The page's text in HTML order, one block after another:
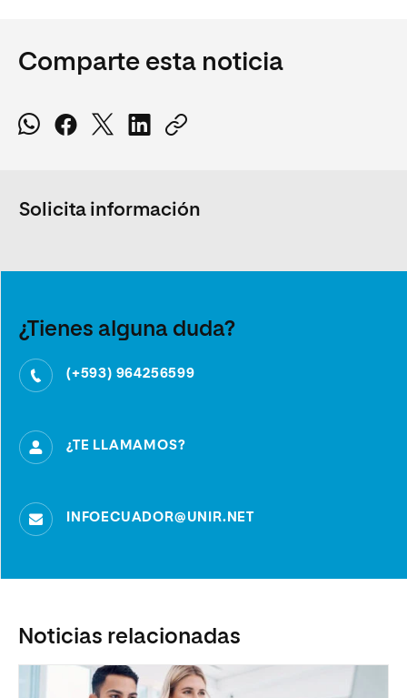
Comparte esta noticia
Solicita información
¿Tienes alguna duda?
(+593) 964256599
¿TE LLAMAMOS?
INFOECUADOR@UNIR.NET
Noticias relacionadas